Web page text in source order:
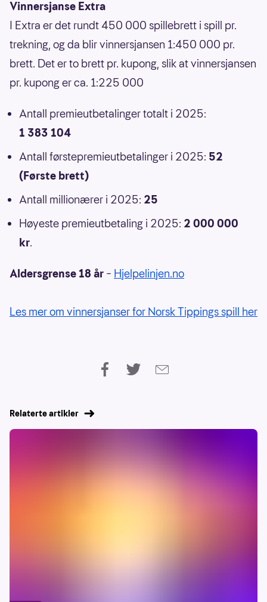
Vinnersjanse Extra
I Extra er det rundt 450 000 spillebrett i spill pr.
trekning, og da blir vinnersjansen 1:450 000 pr.
brett. Det er to brett pr. kupong, slik at vinnersjansen
pr. kupong er ca. 1:225 000
Antall premieutbetalinger totalt i 2025:
1 383 104
Antall førstepremieutbetalinger i 2025: 52
(Første brett)
Antall millionærer i 2025: 25
Høyeste premieutbetaling i 2025: 2 000 000
kr.
Aldersgrense 18 år – Hjelpelinjen.no
Les mer om vinnersjanser for Norsk Tippings spill her
Relaterte artikler